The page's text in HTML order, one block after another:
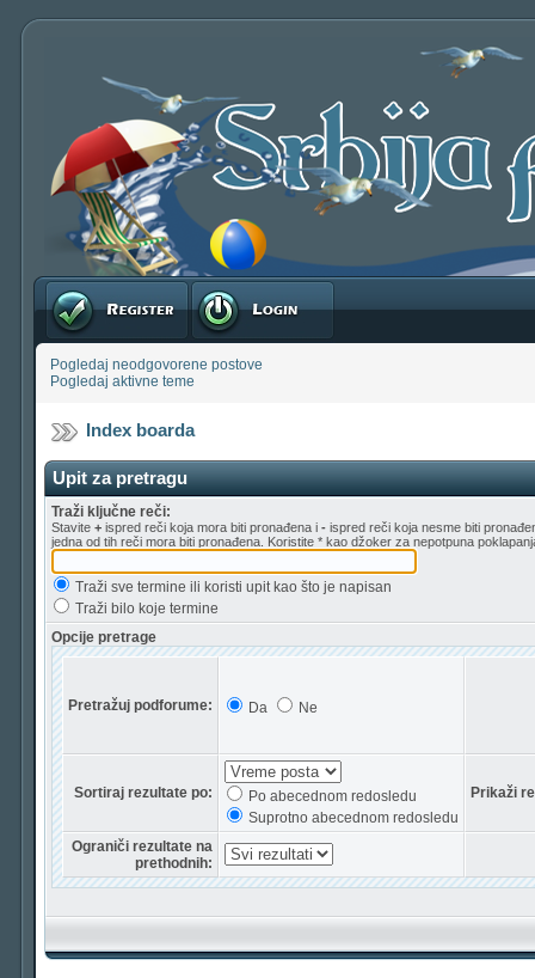
Registruj se Prijavite se
Pogledaj neodgovorene postove
Pogledaj aktivne teme
Index boarda
Upit za pretragu
Traži ključne reči:
Stavite + ispred reči koja mora biti pronađena i - ispred reči koja nesme biti
jedna od tih reči mora biti pronađena. Koristite * kao džoker za nepotpuna
Traži sve termine ili koristi upit kao što je napisan
Traži bilo koje termine
Opcije pretrage
Pretražuj podforume: Da Ne
Sortiraj rezultate po:
Po abecednom redosledu
Suprotno abecednom redosledu
Prikaži
Ograniči rezultate na
prethodnih: